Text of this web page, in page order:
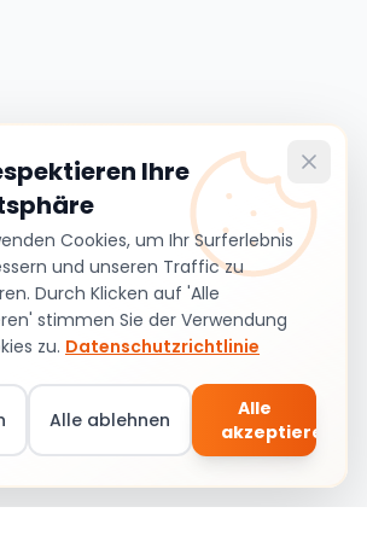
Ihre
Cookies, um Ihr Surferlebnis
und unseren Traffic zu
Durch Klicken auf 'Alle
stimmen Sie der Verwendung
zu. Datenschutzrichtlinie
Alle ablehnen
Alle
akzeptieren